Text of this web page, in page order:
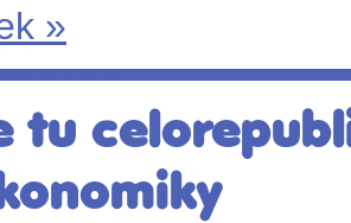
»
tu